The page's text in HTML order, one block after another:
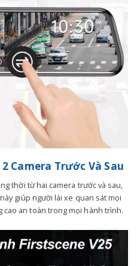
Camera Trước Và Sau
thời từ hai camera trước và sau,
giúp người lái xe quan sát mọi
an toàn trong mọi hành trình.